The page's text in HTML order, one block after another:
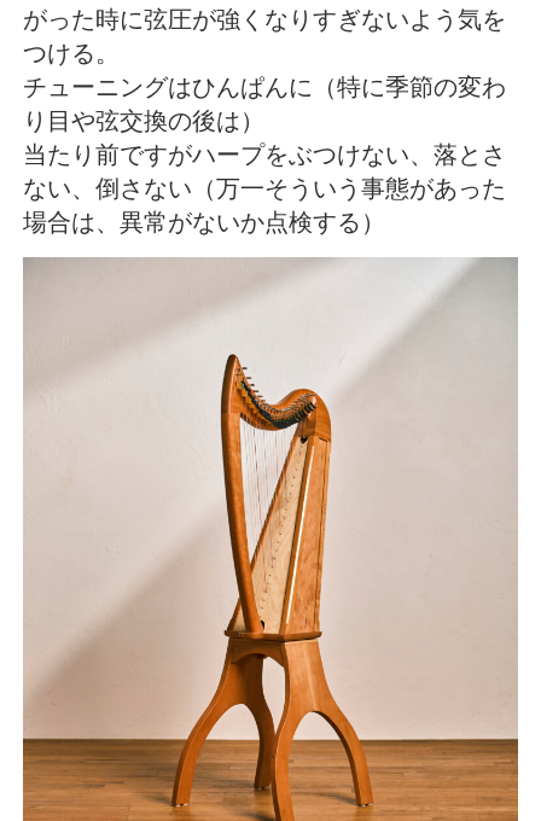
がった時に弦圧が強くなりすぎないよう気を
つける。
チューニングはひんぱんに（特に季節の変わ
り目や弦交換の後は）
当たり前ですがハープをぶつけない、落とさ
ない、倒さない（万一そういう事態があった
場合は、異常がないか点検する）